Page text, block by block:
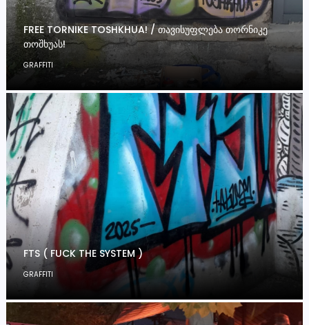
FREE TORNIKE TOSHKHUA! / ᲗᲐᲕᲘᲡᲣᲤᲚᲔᲑᲐ ᲗᲝᲠᲜᲘᲙᲔ
ᲗᲝᲨᲮᲣᲐᲡ!
GRAFFITI
FTS ( FUCK THE SYSTEM )
GRAFFITI